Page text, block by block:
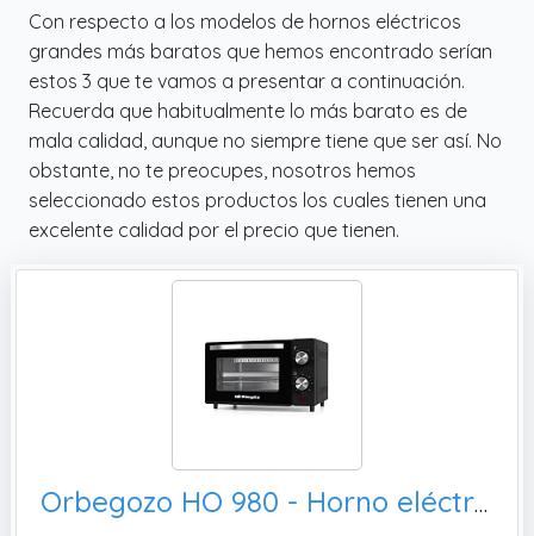
Con respecto a los modelos de hornos eléctricos
grandes más baratos que hemos encontrado serían
estos 3 que te vamos a presentar a continuación.
Recuerda que habitualmente lo más barato es de
mala calidad, aunque no siempre tiene que ser así. No
obstante, no te preocupes, nosotros hemos
seleccionado estos productos los cuales tienen una
excelente calidad por el precio que tienen.
Orbegozo HO 980 - Horno eléctrico de sobremesa, 650 W